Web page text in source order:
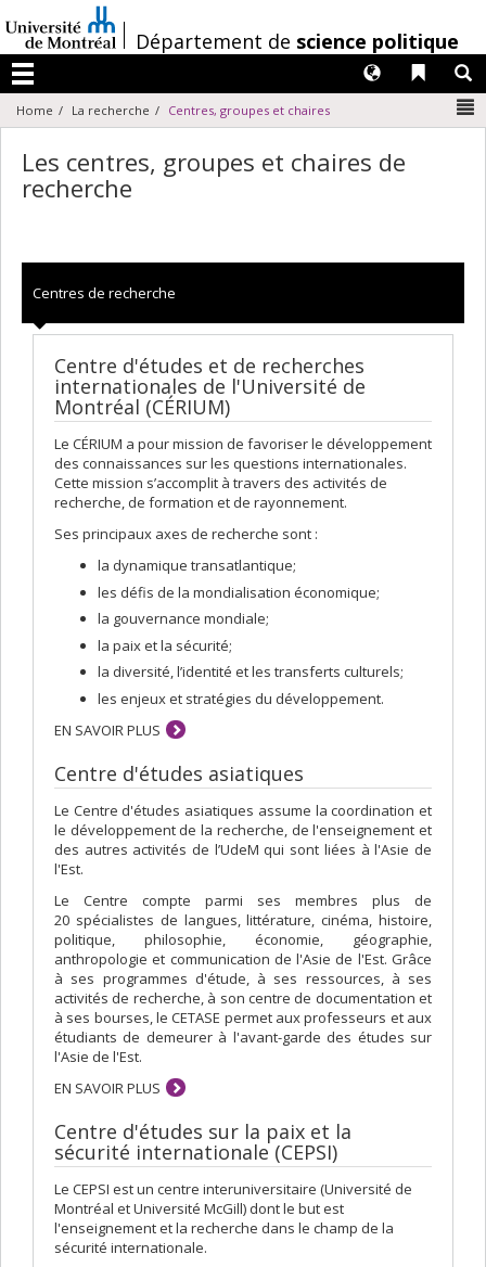
au
contenu
/Département de science politique
Menu
Liens
Langues
Home La recherche Centres, groupes et chaires
Les centres, groupes et chaires de
recherche
Centres de recherche
Centre d'études et de recherches
internationales de l'Université de
Montréal (CÉRIUM)
Le CÉRIUM a pour mission de favoriser le développement
des connaissances sur les questions internationales.
Cette mission s’accomplit à travers des activités de
recherche, de formation et de rayonnement.
Ses principaux axes de recherche sont :
la dynamique transatlantique;
les défis de la mondialisation économique;
la gouvernance mondiale;
la paix et la sécurité;
la diversité, l’identité et les transferts culturels;
les enjeux et stratégies du développement.
EN SAVOIR PLUS
Centre d'études asiatiques
Le Centre d'études asiatiques assume la coordination et
le développement de la recherche, de l'enseignement et
des autres activités de l’UdeM qui sont liées à l'Asie de
l'Est.
Le Centre compte parmi ses membres plus de
20 spécialistes de langues, littérature, cinéma, histoire,
politique, philosophie, économie, géographie,
anthropologie et communication de l'Asie de l'Est. Grâce
à ses programmes d'étude, à ses ressources, à ses
activités de recherche, à son centre de documentation et
à ses bourses, le CETASE permet aux professeurs et aux
étudiants de demeurer à l'avant-garde des études sur
l'Asie de l'Est.
EN SAVOIR PLUS
Centre d'études sur la paix et la
sécurité internationale (CEPSI)
Le CEPSI est un centre interuniversitaire (Université de
Montréal et Université McGill) dont le but est
l'enseignement et la recherche dans le champ de la
sécurité internationale.